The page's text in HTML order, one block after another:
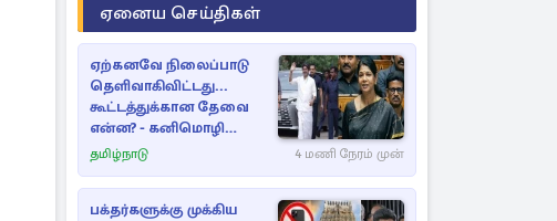
ஏனைய செய்திகள்
ஏற்கனவே நிலைப்பாடு
தெளிவாகிவிட்டது...
கூட்டத்துக்கான தேவை
என்ன? - கனிமொழி
விமர்சனம்
தமிழ்நாடு 4 மணி நேரம் முன்
பக்தர்களுக்கு முக்கிய